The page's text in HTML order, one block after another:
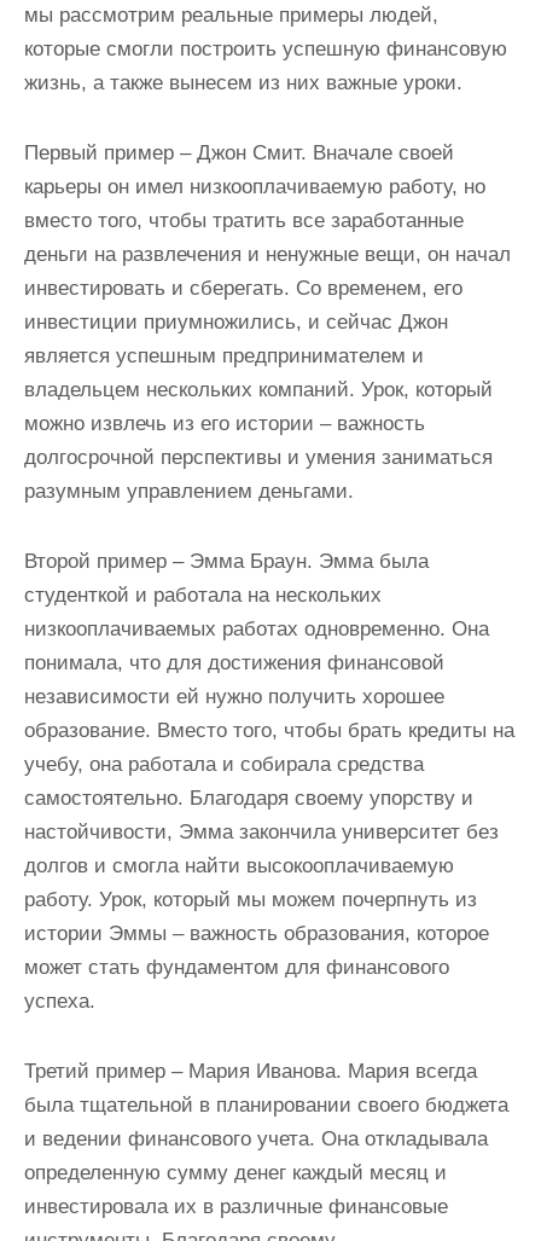
мы рассмотрим реальные примеры людей,
которые смогли построить успешную финансовую
жизнь, а также вынесем из них важные уроки.
Первый пример – Джон Смит. Вначале своей
карьеры он имел низкооплачиваемую работу, но
вместо того, чтобы тратить все заработанные
деньги на развлечения и ненужные вещи, он начал
инвестировать и сберегать. Со временем, его
инвестиции приумножились, и сейчас Джон
является успешным предпринимателем и
владельцем нескольких компаний. Урок, который
можно извлечь из его истории – важность
долгосрочной перспективы и умения заниматься
разумным управлением деньгами.
Второй пример – Эмма Браун. Эмма была
студенткой и работала на нескольких
низкооплачиваемых работах одновременно. Она
понимала, что для достижения финансовой
независимости ей нужно получить хорошее
образование. Вместо того, чтобы брать кредиты на
учебу, она работала и собирала средства
самостоятельно. Благодаря своему упорству и
настойчивости, Эмма закончила университет без
долгов и смогла найти высокооплачиваемую
работу. Урок, который мы можем почерпнуть из
истории Эммы – важность образования, которое
может стать фундаментом для финансового
успеха.
Третий пример – Мария Иванова. Мария всегда
была тщательной в планировании своего бюджета
и ведении финансового учета. Она откладывала
определенную сумму денег каждый месяц и
инвестировала их в различные финансовые